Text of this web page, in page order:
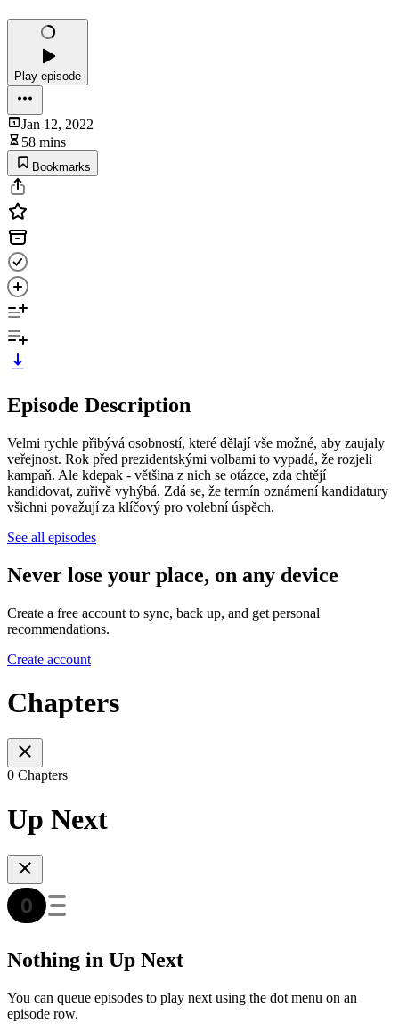
Play episode
Jan 12, 2022
58 mins
Bookmarks
Episode Description
Velmi rychle přibývá osobností, které dělají vše možné, aby zaujaly
veřejnost. Rok před prezidentskými volbami to vypadá, že rozjeli
kampaň. Ale kdepak - většina z nich se otázce, zda chtějí
kandidovat, zuřivě vyhýbá. Zdá se, že termín oznámení kandidatury
všichni považují za klíčový pro volební úspěch.
See all episodes
Never lose your place, on any device
Create a free account to sync, back up, and get personal
recommendations.
Create account
Chapters
0 Chapters
Up Next
Nothing in Up Next
You can queue episodes to play next using the dot menu on an
episode row.